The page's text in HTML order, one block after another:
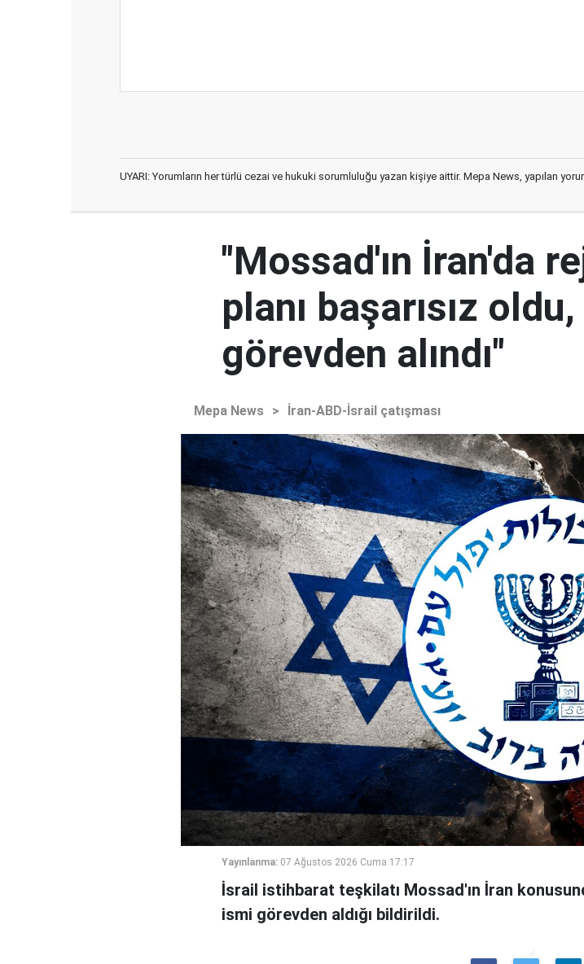
UYARI: Yorumların her türlü cezai ve hukuki sorumluluğu yazan kişiye aittir. Mepa News, yapılan
"Mossad'ın İran'da
planı başarısız
görevden alındı"
Mepa News > İran-ABD-İsrail çatışması
Yayınlanma: 07 Ağustos 2026 Cuma 17:17
İsrail istihbarat teşkilatı Mossad'ın İran
ismi görevden aldığı bildirildi.